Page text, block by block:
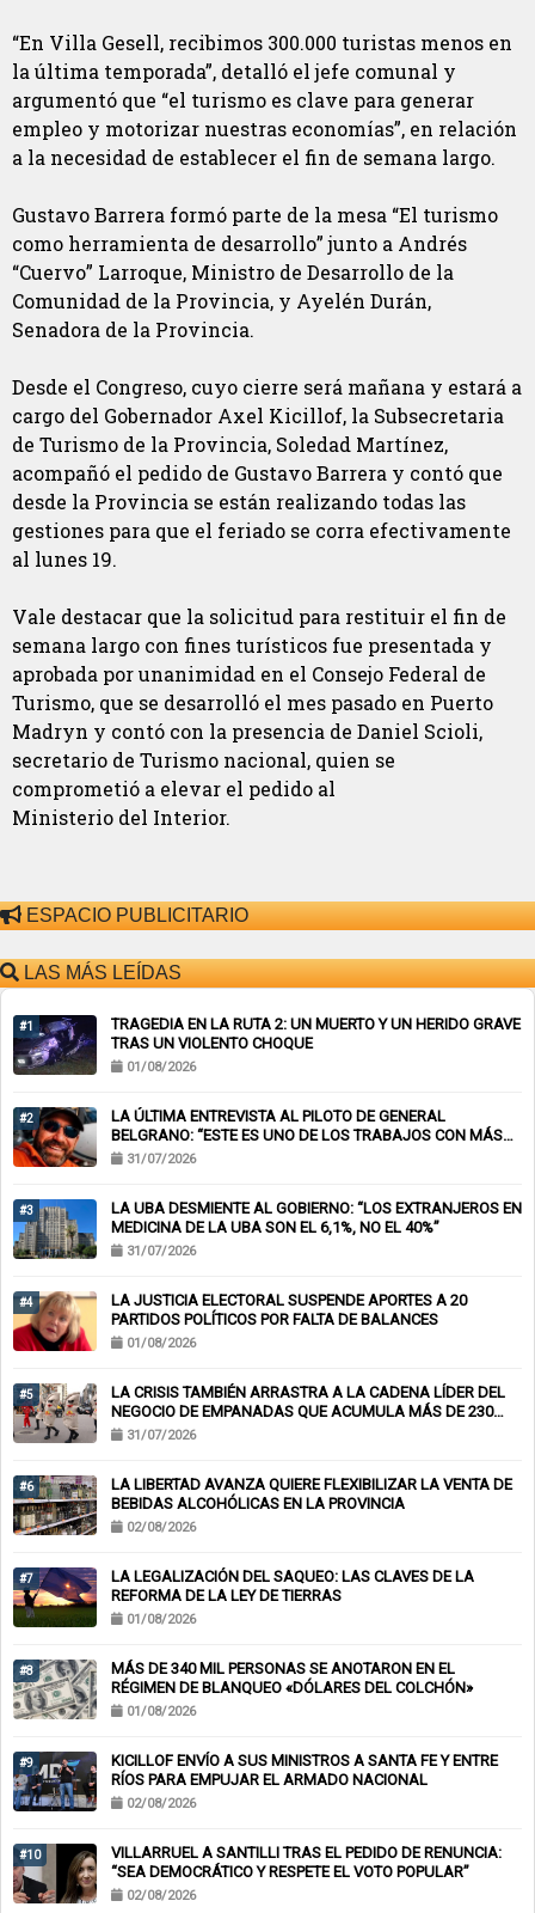
“En Villa Gesell, recibimos 300.000 turistas menos en
la última temporada”, detalló el jefe comunal y
argumentó que “el turismo es clave para generar
empleo y motorizar nuestras economías”, en relación
a la necesidad de establecer el fin de semana largo.
Gustavo Barrera formó parte de la mesa “El turismo
como herramienta de desarrollo” junto a Andrés
“Cuervo” Larroque, Ministro de Desarrollo de la
Comunidad de la Provincia, y Ayelén Durán,
Senadora de la Provincia.
Desde el Congreso, cuyo cierre será mañana y estará a
cargo del Gobernador Axel Kicillof, la Subsecretaria
de Turismo de la Provincia, Soledad Martínez,
acompañó el pedido de Gustavo Barrera y contó que
desde la Provincia se están realizando todas las
gestiones para que el feriado se corra efectivamente
al lunes 19.
Vale destacar que la solicitud para restituir el fin de
semana largo con fines turísticos fue presentada y
aprobada por unanimidad en el Consejo Federal de
Turismo, que se desarrolló el mes pasado en Puerto
Madryn y contó con la presencia de Daniel Scioli,
secretario de Turismo nacional, quien se
comprometió a elevar el pedido al
Ministerio del Interior.
ESPACIO PUBLICITARIO
LAS MÁS LEÍDAS
#1
TRAGEDIA EN LA RUTA 2: UN MUERTO Y UN HERIDO GRAVE
TRAS UN VIOLENTO CHOQUE
01/08/2026
#2
LA ÚLTIMA ENTREVISTA AL PILOTO DE GENERAL
BELGRANO: “ESTE ES UNO DE LOS TRABAJOS CON MÁS
RIESGO”
31/07/2026
#3
LA UBA DESMIENTE AL GOBIERNO: “LOS EXTRANJEROS EN
MEDICINA DE LA UBA SON EL 6,1%, NO EL 40%”
31/07/2026
#4
LA JUSTICIA ELECTORAL SUSPENDE APORTES A 20
PARTIDOS POLÍTICOS POR FALTA DE BALANCES
01/08/2026
#5
LA CRISIS TAMBIÉN ARRASTRA A LA CADENA LÍDER DEL
NEGOCIO DE EMPANADAS QUE ACUMULA MÁS DE 230
CHEQUES RECHAZADOS Y PONE EN RIESGO CIENTOS DE
31/07/2026
#6
LA LIBERTAD AVANZA QUIERE FLEXIBILIZAR LA VENTA DE
BEBIDAS ALCOHÓLICAS EN LA PROVINCIA
02/08/2026
#7
LA LEGALIZACIÓN DEL SAQUEO: LAS CLAVES DE LA
REFORMA DE LA LEY DE TIERRAS
01/08/2026
#8
MÁS DE 340 MIL PERSONAS SE ANOTARON EN EL
RÉGIMEN DE BLANQUEO «DÓLARES DEL COLCHÓN»
01/08/2026
#9
KICILLOF ENVÍO A SUS MINISTROS A SANTA FE Y ENTRE
RÍOS PARA EMPUJAR EL ARMADO NACIONAL
02/08/2026
#10
VILLARRUEL A SANTILLI TRAS EL PEDIDO DE RENUNCIA:
“SEA DEMOCRÁTICO Y RESPETE EL VOTO POPULAR”
02/08/2026